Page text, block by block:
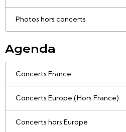
Photos hors concerts
Agenda
Concerts France
Concerts Europe (Hors France)
Concerts hors Europe